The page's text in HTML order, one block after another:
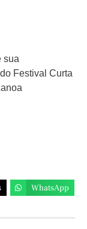
sua
Festival Curta
WhatsApp